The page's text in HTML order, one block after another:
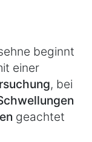
beginnt
einer
, bei
geachtet